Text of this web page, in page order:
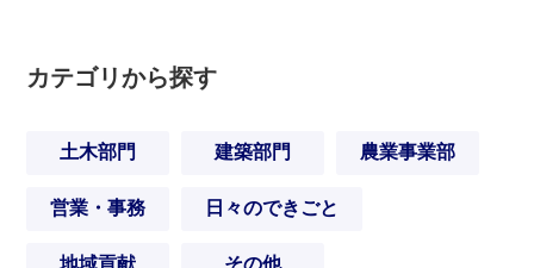
カテゴリから探す
土木部門 建築部門 農業事業部
営業・事務 日々のできごと